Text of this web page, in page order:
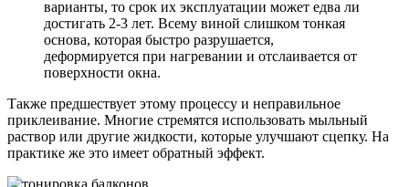
варианты, то срок их эксплуатации может едва ли
достигать 2-3 лет. Всему виной слишком тонкая
основа, которая быстро разрушается,
деформируется при нагревании и отслаивается от
поверхности окна.
Также предшествует этому процессу и неправильное
приклеивание. Многие стремятся использовать мыльный
раствор или другие жидкости, которые улучшают сцепку. На
практике же это имеет обратный эффект.